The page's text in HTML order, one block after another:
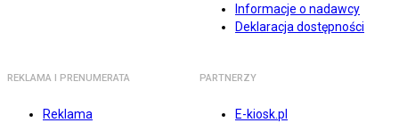
Informacje o nadawcy
Deklaracja dostępności
REKLAMA I PRENUMERATA
Reklama
PARTNERZY
E-kiosk.pl